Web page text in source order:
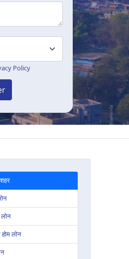
Policy
लोन
लोन